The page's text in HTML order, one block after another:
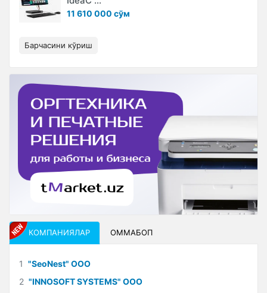
11 610 000 сўм
Барчасини кўриш
КОМПАНИЯЛАР ОММАБОП
1 "SeoNest" ООО
2 "INNOSOFT SYSTEMS" ООО